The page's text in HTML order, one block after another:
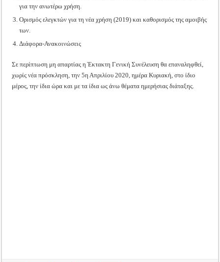
για την ανωτέρω χρήση.
Ορισμός ελεγκτών για τη νέα χρήση (2019) και καθορισμός της αμοιβής
των.
Διάφορα-Ανακοινώσεις
Σε περίπτωση μη απαρτίας η Έκτακτη Γενική Συνέλευση θα επαναληφθεί,
χωρίς νέα πρόσκληση, την 5η Απριλίου 2020, ημέρα Κυριακή, στο ίδιο
μέρος, την ίδια ώρα και με τα ίδια ως άνω θέματα ημερήσιας διάταξης.